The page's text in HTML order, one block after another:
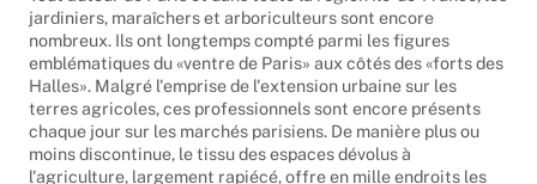
Tout autour de Paris et dans toute la région Ile-de-France, les
jardiniers, maraîchers et arboriculteurs sont encore
nombreux. Ils ont longtemps compté parmi les figures
emblématiques du «ventre de Paris» aux côtés des «forts des
Halles». Malgré l'emprise de l'extension urbaine sur les
terres agricoles, ces professionnels sont encore présents
chaque jour sur les marchés parisiens. De manière plus ou
moins discontinue, le tissu des espaces dévolus à